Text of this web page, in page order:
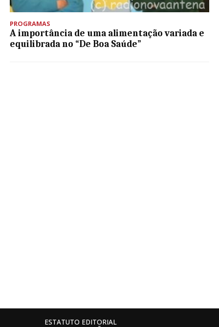
PROGRAMAS
A importância de uma alimentação variada e
equilibrada no “De Boa Saúde”
ESTATUTO EDITORIAL